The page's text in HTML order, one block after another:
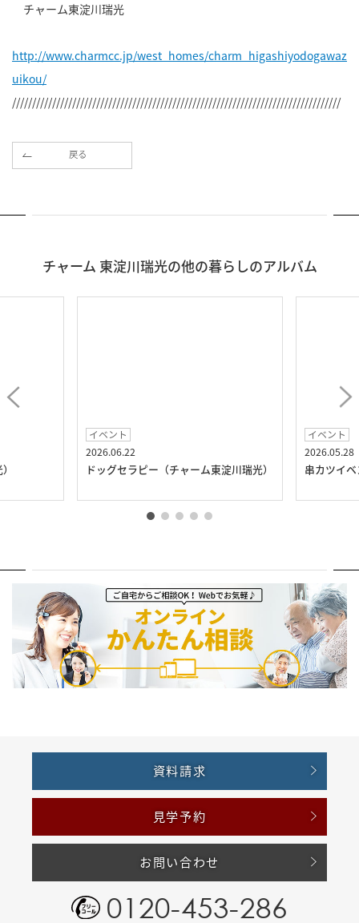
チャーム東淀川瑞光
http://www.charmcc.jp/west_homes/charm_higashiyodogawaz
uikou/
//////////////////////////////////////////////////////////////////////////////////
戻る
チャーム 東淀川瑞光の他の暮らしのアルバム
イベント
2026.06.22
ドッグセラピー（チャーム東淀川瑞光）
イベント
2026.05.28
串カツイ
資料請求
見学予約
お問い合わせ
0120-453-286